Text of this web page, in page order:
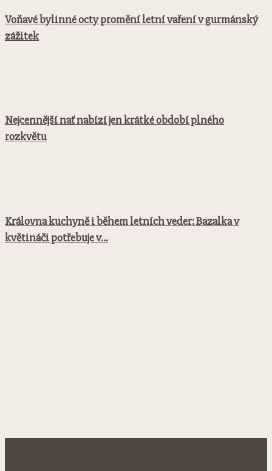
Voňavé bylinné octy promění letní vaření v gurmánský
zážitek
Nejcennější nať nabízí jen krátké období plného
rozkvětu
Královna kuchyně i během letních veder: Bazalka v
květináči potřebuje v...